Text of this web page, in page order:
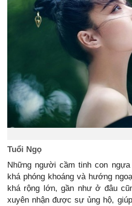
Tuổi Ngọ
Những người cầm tinh con
khá phóng khoáng và hướng
khá rộng lớn, gần như ở đâu
xuyên nhận được sự ủng hộ,